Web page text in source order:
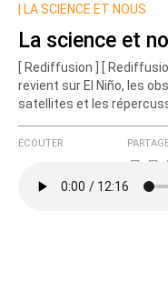
LA SCIENCE ET NOUS
La science et
[ Rediffusion ] [
revient sur El Niño, les
satellites et les
ÉCOUTER